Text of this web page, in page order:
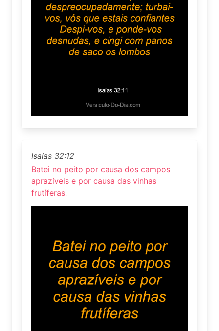
Isaías 32:12
Batei no peito por causa dos campos
aprazíveis e por causa das vinhas
frutíferas.